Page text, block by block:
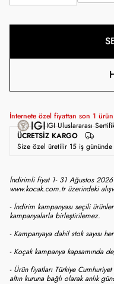
İnternete özel fiyattan son 1 ürün
ÜCRETSIZ KARGO
IGI Uluslararası
Size özel üretilir 15 iş gününde
İndirimli fiyat 1- 31 Ağustos
www.kocak.com.tr üzerindeki
- İndirim kampanyası seçili
kampanyalarla birleştirilemez.
- Kampanyaya dahil stok sayısı
- Koçak kampanya kapsamında
- Ürün fiyatları Türkiye
altın kuruna bağlı olarak anlık